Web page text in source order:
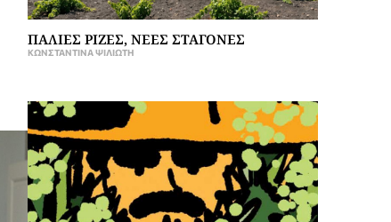
ΠΑΛΙΕΣ ΡΙΖΕΣ, ΝΕΕΣ ΣΤΑΓΟΝΕΣ
ΚΩΝΣΤΑΝΤΊΝΑ ΨΙΛΙΏΤΗ